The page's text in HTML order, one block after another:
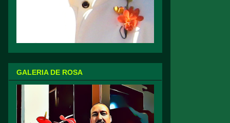
GALERIA DE ROSA